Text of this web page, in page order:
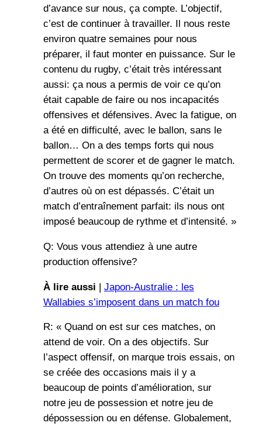
d’avance sur nous, ça compte. L’objectif,
c’est de continuer à travailler. Il nous reste
environ quatre semaines pour nous
préparer, il faut monter en puissance. Sur le
contenu du rugby, c’était très intéressant
aussi: ça nous a permis de voir ce qu’on
était capable de faire ou nos incapacités
offensives et défensives. Avec la fatigue, on
a été en difficulté, avec le ballon, sans le
ballon… On a des temps forts qui nous
permettent de scorer et de gagner le match.
On trouve des moments qu’on recherche,
d’autres où on est dépassés. C’était un
match d’entraînement parfait: ils nous ont
imposé beaucoup de rythme et d’intensité. »
Q: Vous vous attendiez à une autre
production offensive?
À lire aussi | Japon-Australie : les
Wallabies s’imposent dans un match fou
R: « Quand on est sur ces matches, on
attend de voir. On a des objectifs. Sur
l’aspect offensif, on marque trois essais, on
se créée des occasions mais il y a
beaucoup de points d’amélioration, sur
notre jeu de possession et notre jeu de
dépossession ou en défense. Globalement,